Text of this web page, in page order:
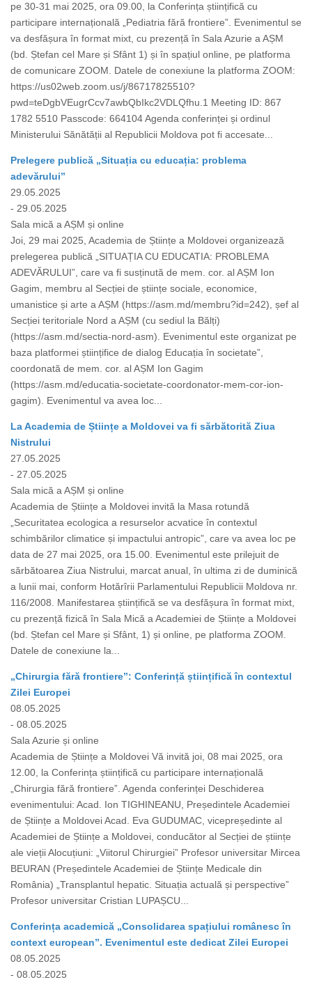
pe 30-31 mai 2025, ora 09.00, la Conferința științifică cu
participare internațională „Pediatria fără frontiere”. Evenimentul se
va desfășura în format mixt, cu prezență în Sala Azurie a AȘM
(bd. Ștefan cel Mare și Sfânt 1) și în spațiul online, pe platforma
de comunicare ZOOM. Datele de conexiune la platforma ZOOM:
https://us02web.zoom.us/j/86717825510?
pwd=teDgbVEugrCcv7awbQbIkc2VDLQfhu.1 Meeting ID: 867
1782 5510 Passcode: 664104 Agenda conferinței și ordinul
Ministerului Sănătății al Republicii Moldova pot fi accesate...
Prelegere publică „Situația cu educația: problema
adevărului”
29.05.2025
- 29.05.2025
Sala mică a AȘM și online
Joi, 29 mai 2025, Academia de Științe a Moldovei organizează
prelegerea publică „SITUAȚIA CU EDUCATIA: PROBLEMA
ADEVĂRULUI”, care va fi susținută de mem. cor. al AȘM Ion
Gagim, membru al Secției de științe sociale, economice,
umanistice și arte a AȘM (https://asm.md/membru?id=242), șef al
Secției teritoriale Nord a AȘM (cu sediul la Bălți)
(https://asm.md/sectia-nord-asm). Evenimentul este organizat pe
baza platformei științifice de dialog Educația în societate”,
coordonată de mem. cor. al AȘM Ion Gagim
(https://asm.md/educatia-societate-coordonator-mem-cor-ion-
gagim). Evenimentul va avea loc...
La Academia de Științe a Moldovei va fi sărbătorită Ziua
Nistrului
27.05.2025
- 27.05.2025
Sala mică a AȘM și online
Academia de Științe a Moldovei invită la Masa rotundă
„Securitatea ecologica a resurselor acvatice în contextul
schimbărilor climatice și impactului antropic”, care va avea loc pe
data de 27 mai 2025, ora 15.00. Evenimentul este prilejuit de
sărbătoarea Ziua Nistrului, marcat anual, în ultima zi de duminică
a lunii mai, conform Hotărîrii Parlamentului Republicii Moldova nr.
116/2008. Manifestarea științifică se va desfășura în format mixt,
cu prezență fizică în Sala Mică a Academiei de Științe a Moldovei
(bd. Ștefan cel Mare și Sfânt, 1) și online, pe platforma ZOOM.
Datele de conexiune la...
„Chirurgia fără frontiere”: Conferință științifică în contextul
Zilei Europei
08.05.2025
- 08.05.2025
Sala Azurie și online
Academia de Științe a Moldovei Vă invită joi, 08 mai 2025, ora
12.00, la Conferința științifică cu participare internațională
„Chirurgia fără frontiere”. Agenda conferinței Deschiderea
evenimentului: Acad. Ion TIGHINEANU, Președintele Academiei
de Științe a Moldovei Acad. Eva GUDUMAC, vicepreședinte al
Academiei de Științe a Moldovei, conducător al Secției de științe
ale vieții Alocuțiuni: „Viitorul Chirurgiei” Profesor universitar Mircea
BEURAN (Președintele Academiei de Științe Medicale din
România) „Transplantul hepatic. Situația actuală și perspective”
Profesor universitar Cristian LUPAȘCU...
Conferința academică „Consolidarea spațiului românesc în
context european”. Evenimentul este dedicat Zilei Europei
08.05.2025
- 08.05.2025